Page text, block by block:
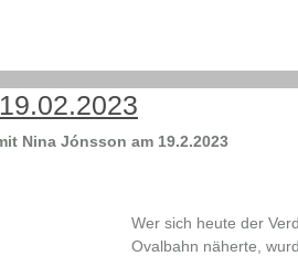
Nina Jónsson am 19.2.2023
Wer sich heute der
Ovalbahn näherte,